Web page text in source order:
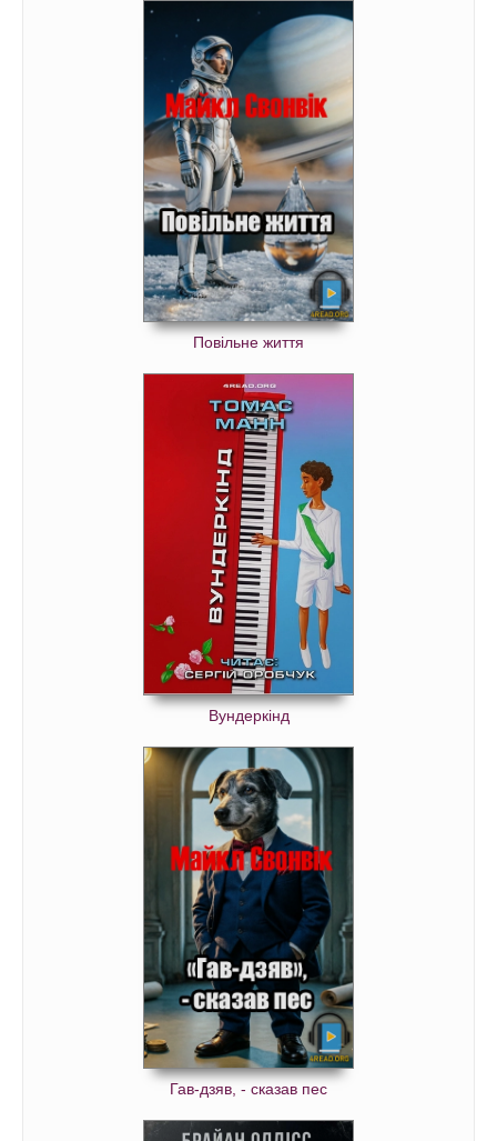
Повільне життя
Вундеркінд
Гав-дзяв, - сказав пес